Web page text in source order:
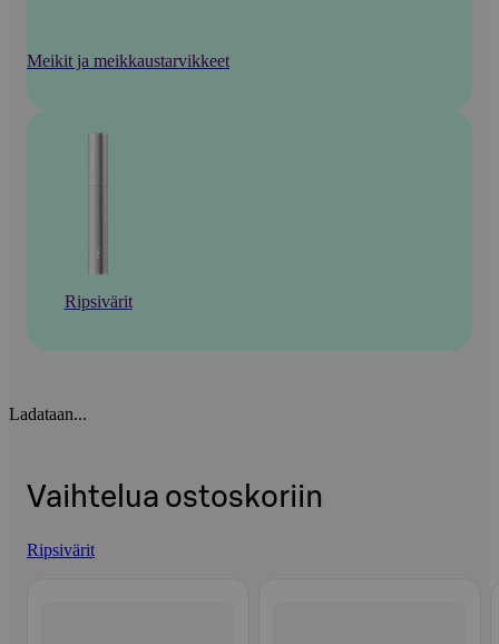
Meikit ja meikkaustarvikkeet
Ripsivärit
Ladataan...
Vaihtelua ostoskoriin
Ripsivärit